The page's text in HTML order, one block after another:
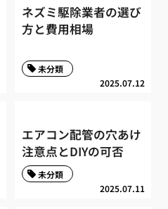
ネズミ駆除業者の選び
方と費用相場
2025.07.12
未分類
エアコン配管の穴あけ
注意点とDIYの可否
2025.07.11
未分類